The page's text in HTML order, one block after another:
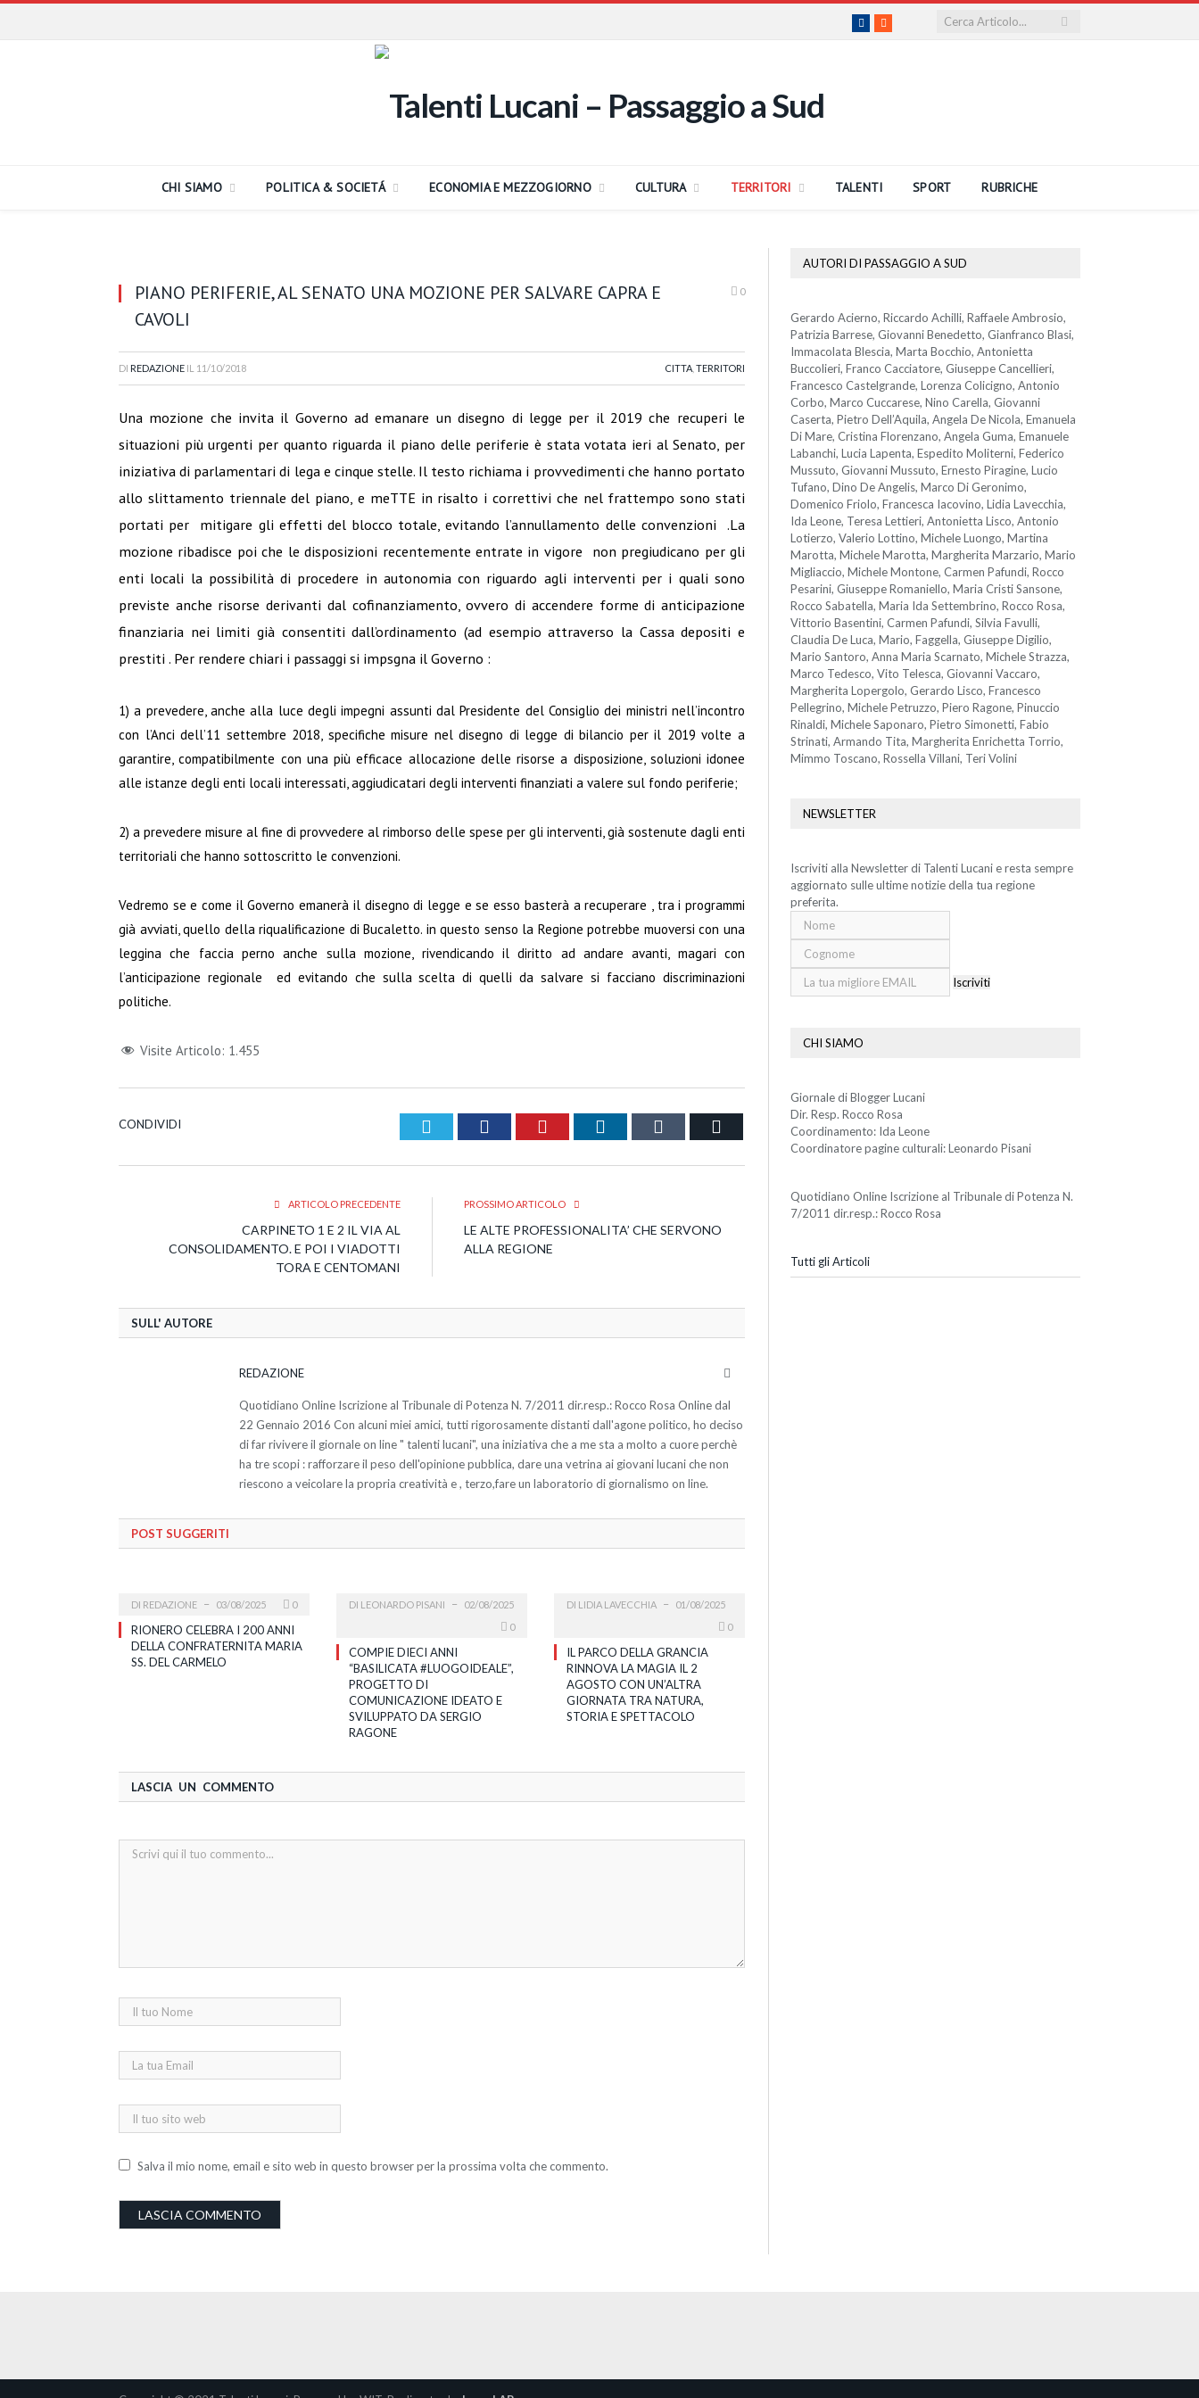
Facebook
RSS
CHI SIAMO POLITICA & SOCIETÁ ECONOMIA E MEZZOGIORNO CULTURA TERRITORI TALENTI SPORT RUBRICHE
PIANO PERIFERIE, AL SENATO UNA MOZIONE PER SALVARE CAPRA E
CAVOLI
0
DI REDAZIONE IL 11/10/2018 CITTA TERRITORI
Una mozione che invita il Governo ad emanare un disegno di legge per il 2019 che recuperi le
situazioni più urgenti per quanto riguarda il piano delle periferie è stata votata ieri al Senato, per
iniziativa di parlamentari di lega e cinque stelle. Il testo richiama i provvedimenti che hanno portato
allo slittamento triennale del piano, e meTTE in risalto i correttivi che nel frattempo sono stati
portati per mitigare gli effetti del blocco totale, evitando l’annullamento delle convenzioni .La
mozione ribadisce poi che le disposizioni recentemente entrate in vigore non pregiudicano per gli
enti locali la possibilità di procedere in autonomia con riguardo agli interventi per i quali sono
previste anche risorse derivanti dal cofinanziamento, ovvero di accendere forme di anticipazione
finanziaria nei limiti già consentiti dall’ordinamento (ad esempio attraverso la Cassa depositi e
prestiti . Per rendere chiari i passaggi si impsgna il Governo :
1) a prevedere, anche alla luce degli impegni assunti dal Presidente del Consiglio dei ministri nell’incontro
con l’Anci dell’11 settembre 2018, specifiche misure nel disegno di legge di bilancio per il 2019 volte a
garantire, compatibilmente con una più efficace allocazione delle risorse a disposizione, soluzioni idonee
alle istanze degli enti locali interessati, aggiudicatari degli interventi finanziati a valere sul fondo periferie;
2) a prevedere misure al fine di provvedere al rimborso delle spese per gli interventi, già sostenute dagli enti
territoriali che hanno sottoscritto le convenzioni.
Vedremo se e come il Governo emanerà il disegno di legge e se esso basterà a recuperare , tra i programmi
già avviati, quello della riqualificazione di Bucaletto. in questo senso la Regione potrebbe muoversi con una
leggina che faccia perno anche sulla mozione, rivendicando il diritto ad andare avanti, magari con
l’anticipazione regionale ed evitando che sulla scelta di quelli da salvare si facciano discriminazioni
politiche.
Visite Articolo: 1.455
CONDIVIDI Twitter Facebook Pinterest LinkedIn Tumblr
ARTICOLO PRECEDENTE
CARPINETO 1 E 2 IL VIA AL
CONSOLIDAMENTO. E POI I VIADOTTI
TORA E CENTOMANI
PROSSIMO ARTICOLO
LE ALTE PROFESSIONALITA’ CHE SERVONO
ALLA REGIONE
SULL' AUTORE
REDAZIONE
Quotidiano Online Iscrizione al Tribunale di Potenza N. 7/2011 dir.resp.: Rocco Rosa Online dal
22 Gennaio 2016 Con alcuni miei amici, tutti rigorosamente distanti dall'agone politico, ho deciso
di far rivivere il giornale on line " talenti lucani", una iniziativa che a me sta a molto a cuore perchè
ha tre scopi : rafforzare il peso dell'opinione pubblica, dare una vetrina ai giovani lucani che non
riescono a veicolare la propria creatività e , terzo,fare un laboratorio di giornalismo on line.
POST SUGGERITI
DI REDAZIONE 03/08/2025 0
RIONERO CELEBRA I 200 ANNI
DELLA CONFRATERNITA MARIA
SS. DEL CARMELO
DI LEONARDO PISANI
02/08/2025
0
COMPIE DIECI ANNI
“BASILICATA #LUOGOIDEALE”,
PROGETTO DI
COMUNICAZIONE IDEATO E
SVILUPPATO DA SERGIO
RAGONE
DI LIDIA LAVECCHIA
01/08/2025
0
IL PARCO DELLA GRANCIA
RINNOVA LA MAGIA IL 2
AGOSTO CON UN’ALTRA
GIORNATA TRA NATURA,
STORIA E SPETTACOLO
LASCIA UN COMMENTO
Salva il mio nome, email e sito web in questo browser per la prossima volta che commento.
AUTORI DI PASSAGGIO A SUD
Gerardo Acierno, Riccardo Achilli, Raffaele Ambrosio,
Patrizia Barrese, Giovanni Benedetto, Gianfranco Blasi,
Immacolata Blescia, Marta Bocchio, Antonietta
Buccolieri, Franco Cacciatore, Giuseppe Cancellieri,
Francesco Castelgrande, Lorenza Colicigno, Antonio
Corbo, Marco Cuccarese, Nino Carella, Giovanni
Caserta, Pietro Dell’Aquila, Angela De Nicola, Emanuela
Di Mare, Cristina Florenzano, Angela Guma, Emanuele
Labanchi, Lucia Lapenta, Espedito Moliterni, Federico
Mussuto, Giovanni Mussuto, Ernesto Piragine, Lucio
Tufano, Dino De Angelis, Marco Di Geronimo,
Domenico Friolo, Francesca Iacovino, Lidia Lavecchia,
Ida Leone, Teresa Lettieri, Antonietta Lisco, Antonio
Lotierzo, Valerio Lottino, Michele Luongo, Martina
Marotta, Michele Marotta, Margherita Marzario, Mario
Migliaccio, Michele Montone, Carmen Pafundi, Rocco
Pesarini, Giuseppe Romaniello, Maria Cristi Sansone,
Rocco Sabatella, Maria Ida Settembrino, Rocco Rosa,
Vittorio Basentini, Carmen Pafundi, Silvia Favulli,
Claudia De Luca, Mario, Faggella, Giuseppe Digilio,
Mario Santoro, Anna Maria Scarnato, Michele Strazza,
Marco Tedesco, Vito Telesca, Giovanni Vaccaro,
Margherita Lopergolo, Gerardo Lisco, Francesco
Pellegrino, Michele Petruzzo, Piero Ragone, Pinuccio
Rinaldi, Michele Saponaro, Pietro Simonetti, Fabio
Strinati, Armando Tita, Margherita Enrichetta Torrio,
Mimmo Toscano, Rossella Villani, Teri Volini
NEWSLETTER
Iscriviti alla Newsletter di Talenti Lucani e resta sempre
aggiornato sulle ultime notizie della tua regione
preferita.
Iscriviti
CHI SIAMO
Giornale di Blogger Lucani
Dir. Resp. Rocco Rosa
Coordinamento: Ida Leone
Coordinatore pagine culturali: Leonardo Pisani
Quotidiano Online Iscrizione al Tribunale di Potenza N.
7/2011 dir.resp.: Rocco Rosa
Tutti gli Articoli